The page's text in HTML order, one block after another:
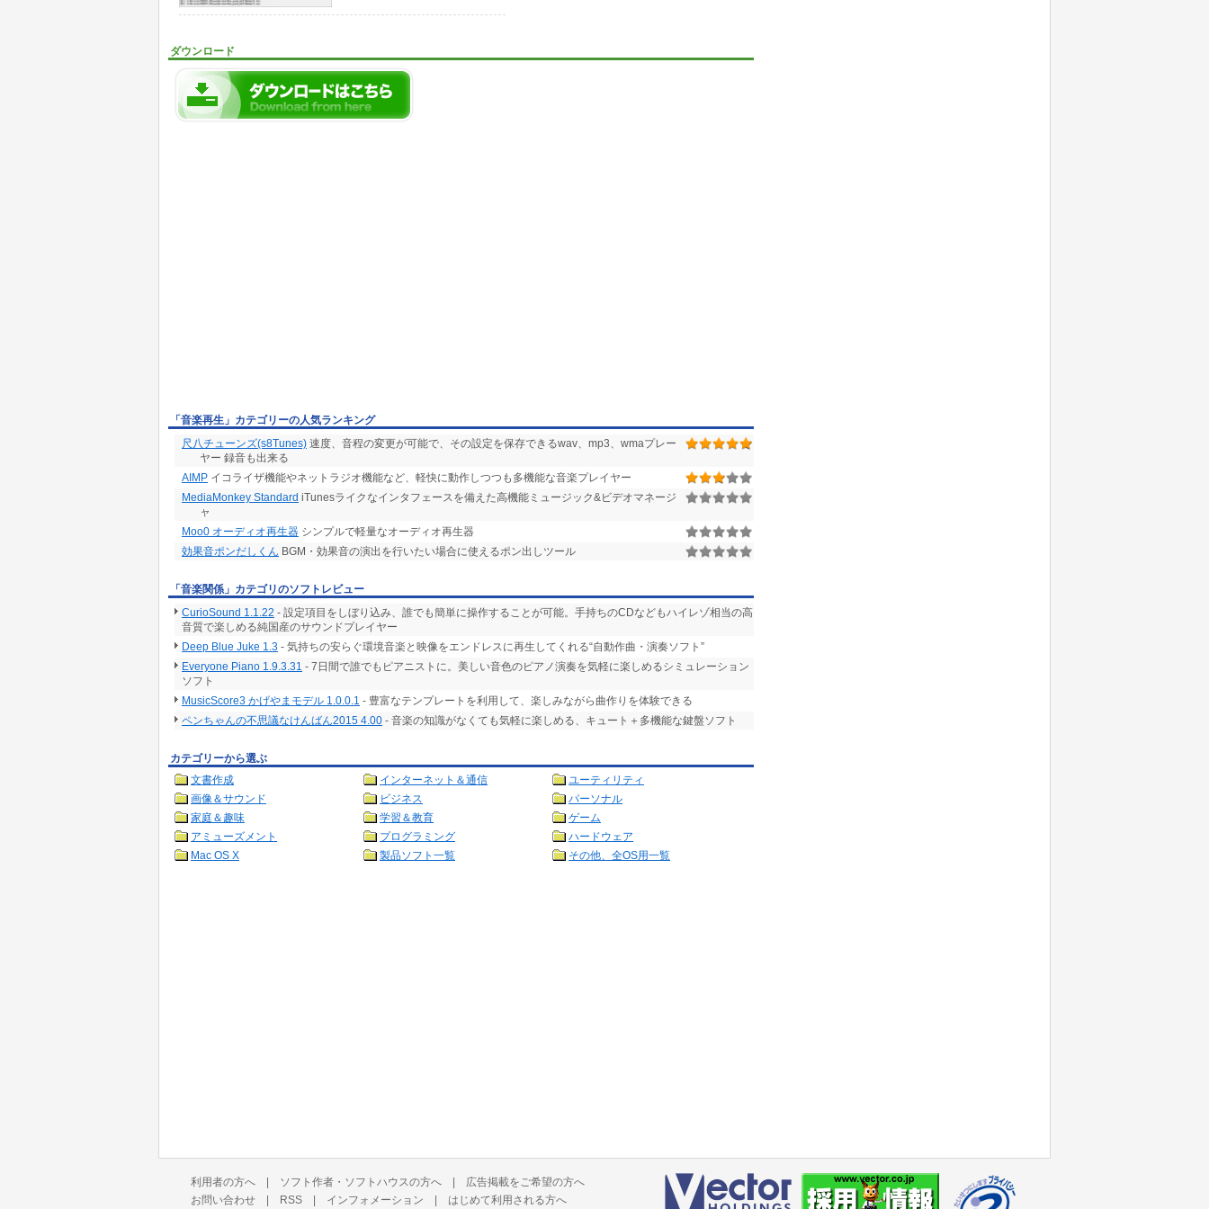
ダウンロード
「音楽再生」カテゴリーの人気ランキング
尺八チューンズ(s8Tunes) 速度、音程の変更が可能で、その設定を保存できるwav、mp3、wmaプレー
ヤー 録音も出来る
AIMP イコライザ機能やネットラジオ機能など、軽快に動作しつつも多機能な音楽プレイヤー
MediaMonkey Standard iTunesライクなインタフェースを備えた高機能ミュージック&ビデオマネージ
ャ
Moo0 オーディオ再生器 シンプルで軽量なオーディオ再生器
効果音ポンだしくん BGM・効果音の演出を行いたい場合に使えるポン出しツール
「音楽関係」カテゴリのソフトレビュー
CurioSound 1.1.22 - 設定項目をしぼり込み、誰でも簡単に操作することが可能。手持ちのCDなどもハイレゾ相当の高
音質で楽しめる純国産のサウンドプレイヤー
Deep Blue Juke 1.3 - 気持ちの安らぐ環境音楽と映像をエンドレスに再生してくれる“自動作曲・演奏ソフト”
Everyone Piano 1.9.3.31 - 7日間で誰でもピアニストに。美しい音色のピアノ演奏を気軽に楽しめるシミュレーション
ソフト
MusicScore3 かげやまモデル 1.0.0.1 - 豊富なテンプレートを利用して、楽しみながら曲作りを体験できる
ペンちゃんの不思議なけんばん2015 4.00 - 音楽の知識がなくても気軽に楽しめる、キュート＋多機能な鍵盤ソフト
カテゴリーから選ぶ
文書作成
インターネット＆通信
ユーティリティ
画像＆サウンド
ビジネス
パーソナル
家庭＆趣味
学習＆教育
ゲーム
アミューズメント
プログラミング
ハードウェア
Mac OS X
製品ソフト一覧 その他、全OS用一覧
利用者の方へ ソフト作者・ソフトハウスの方へ
広告掲載をご希望の方へ
お問い合わせ
RSS インフォメーション はじめて利用される方へ